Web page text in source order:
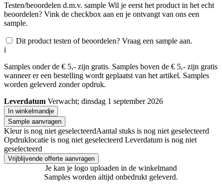
Testen/beoordelen d.m.v. sample Wil je eerst het product in het echt
beoordelen? Vink de checkbox aan en je ontvangt van ons een
sample.
Dit product testen of beoordelen? Vraag een sample aan.
i
Samples onder de € 5,- zijn gratis. Samples boven de € 5,- zijn gratis
wanneer er een bestelling wordt geplaatst van het artikel. Samples
worden geleverd zonder opdruk.
Leverdatum Verwacht; dinsdag 1 september 2026
In winkelmandje
Sample aanvragen
Kleur is nog niet geselecteerdAantal stuks is nog niet geselecteerd
Opdruklocatie is nog niet geselecteerd Leverdatum is nog niet
geselecteerd
Vrijblijvende offerte aanvragen
Je kan je logo uploaden in de winkelmand
Samples worden altijd onbedrukt geleverd.